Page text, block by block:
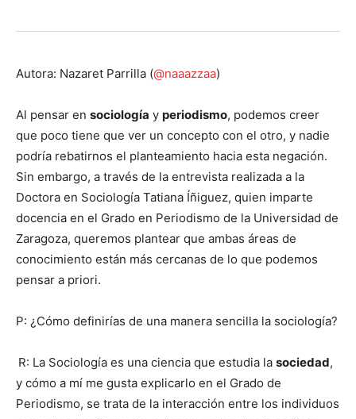
Autora: Nazaret Parrilla (@naaazzaa)
Al pensar en sociología y periodismo, podemos creer
que poco tiene que ver un concepto con el otro, y nadie
podría rebatirnos el planteamiento hacia esta negación.
Sin embargo, a través de la entrevista realizada a la
Doctora en Sociología Tatiana Íñiguez, quien imparte
docencia en el Grado en Periodismo de la Universidad de
Zaragoza, queremos plantear que ambas áreas de
conocimiento están más cercanas de lo que podemos
pensar a priori.
P: ¿Cómo definirías de una manera sencilla la sociología?
R: La Sociología es una ciencia que estudia la sociedad,
y cómo a mí me gusta explicarlo en el Grado de
Periodismo, se trata de la interacción entre los individuos